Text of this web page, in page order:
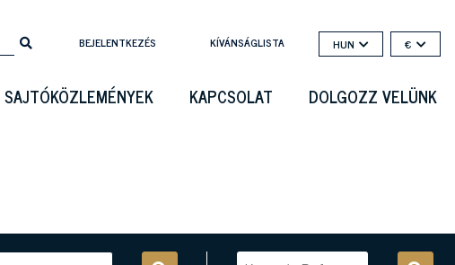
BEJELENTKEZÉS KÍVÁNSÁGLISTA HUN €
SAJTÓKÖZLEMÉNYEK KAPCSOLAT DOLGOZZ VELÜNK